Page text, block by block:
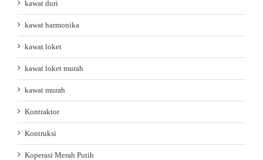
kawat duri
kawat harmonika
kawat loket
kawat loket murah
kawat murah
Kontraktor
Kontruksi
Koperasi Merah Putih